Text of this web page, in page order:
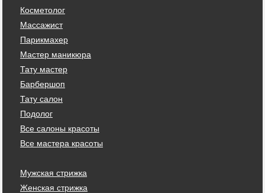
Косметолог
Массажист
Парикмахер
Мастер маникюра
Тату мастер
Барбершоп
Тату салон
Подолог
Все салоны красоты
Все мастера красоты
Мужская стрижка
Женская стрижка